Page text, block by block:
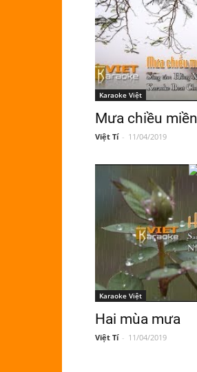
Karaoke Việt
Mưa chiều
Việt Tí - 11/04/2019
Karaoke Việt
Hai mùa mưa
Việt Tí - 11/04/2019